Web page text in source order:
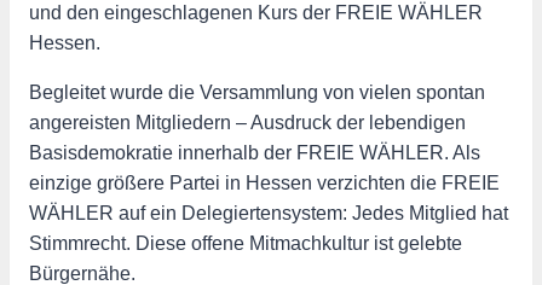
und den eingeschlagenen Kurs der FREIE WÄHLER
Hessen.
Begleitet wurde die Versammlung von vielen spontan
angereisten Mitgliedern – Ausdruck der lebendigen
Basisdemokratie innerhalb der FREIE WÄHLER. Als
einzige größere Partei in Hessen verzichten die FREIE
WÄHLER auf ein Delegiertensystem: Jedes Mitglied hat
Stimmrecht. Diese offene Mitmachkultur ist gelebte
Bürgernähe.